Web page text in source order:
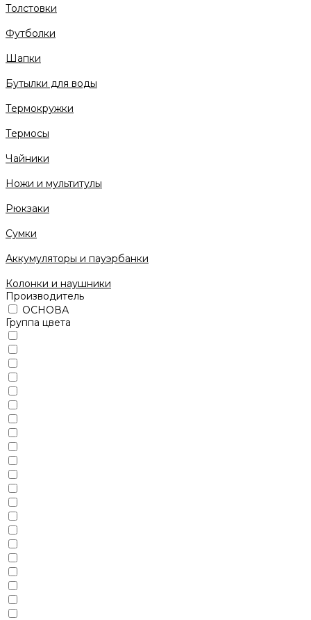
Толстовки
Футболки
Шапки
Бутылки для воды
Термокружки
Термосы
Чайники
Ножи и мультитулы
Рюкзаки
Сумки
Аккумуляторы и пауэрбанки
Колонки и наушники
Производитель
ОСНОВА
Группа цвета